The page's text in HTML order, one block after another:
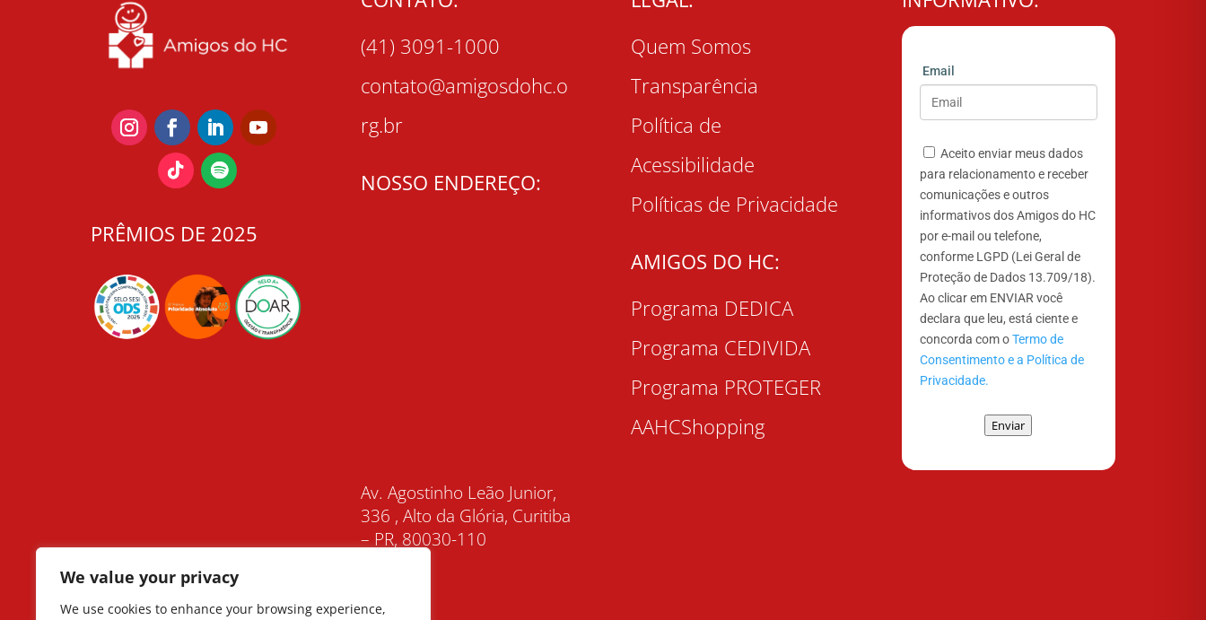
We value your privacy
We use cookies to enhance your browsing experience,
PRÊMIOS DE 2025
(41) 3091-1000
contato@amigosdohc.o
rg.br
NOSSO ENDEREÇO:
Av. Agostinho Leão Junior,
336 , Alto da Glória, Curitiba
– PR, 80030-110
Quem Somos
Transparência
Política de
Acessibilidade
Políticas de Privacidade
AMIGOS DO HC:
Programa DEDICA
Programa CEDIVIDA
Programa PROTEGER
AAHCShopping
Email
Aceito enviar meus dados
para relacionamento e receber
comunicações e outros
informativos dos Amigos do HC
por e-mail ou telefone,
conforme LGPD (Lei Geral de
Proteção de Dados 13.709/18).
Ao clicar em ENVIAR você
declara que leu, está ciente e
concorda com oTermo de
Consentimento e a Política de
Privacidade.
Enviar